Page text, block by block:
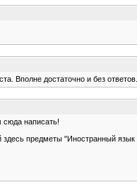
Вполне достаточно и без
сюда написать!
предметы "Иностранный